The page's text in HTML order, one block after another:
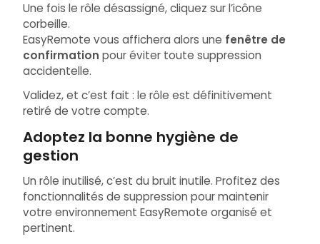
Une fois le rôle désassigné, cliquez sur l’icône
corbeille.
EasyRemote vous affichera alors une fenêtre de
confirmation pour éviter toute suppression
accidentelle.
Validez, et c’est fait : le rôle est définitivement
retiré de votre compte.
Adoptez la bonne hygiène de
gestion
Un rôle inutilisé, c’est du bruit inutile. Profitez des
fonctionnalités de suppression pour maintenir
votre environnement EasyRemote organisé et
pertinent.